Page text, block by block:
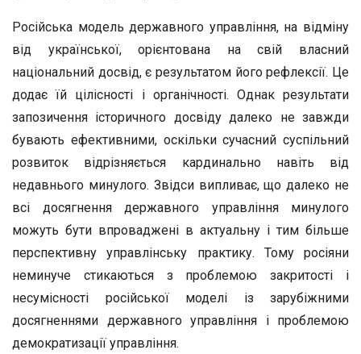
Російська модель державного управління, на відміну
від української, орієнтована на свій власний
національний досвід, є результатом його рефлексії. Це
додає їй цілісності і органічності. Однак результати
запозичення історичного досвіду далеко не завжди
бувають ефективними, оскільки сучасний суспільний
розвиток відрізняється кардинально навіть від
недавнього минулого. Звідси випливає, що далеко не
всі досягнення державного управління минулого
можуть бути впроваджені в актуальну і тим більше
перспективну управлінську практику. Тому росіяни
неминуче стикаються з проблемою закритості і
несумісності російської моделі із зарубіжними
досягненнями державного управління і проблемою
демократизації управління.